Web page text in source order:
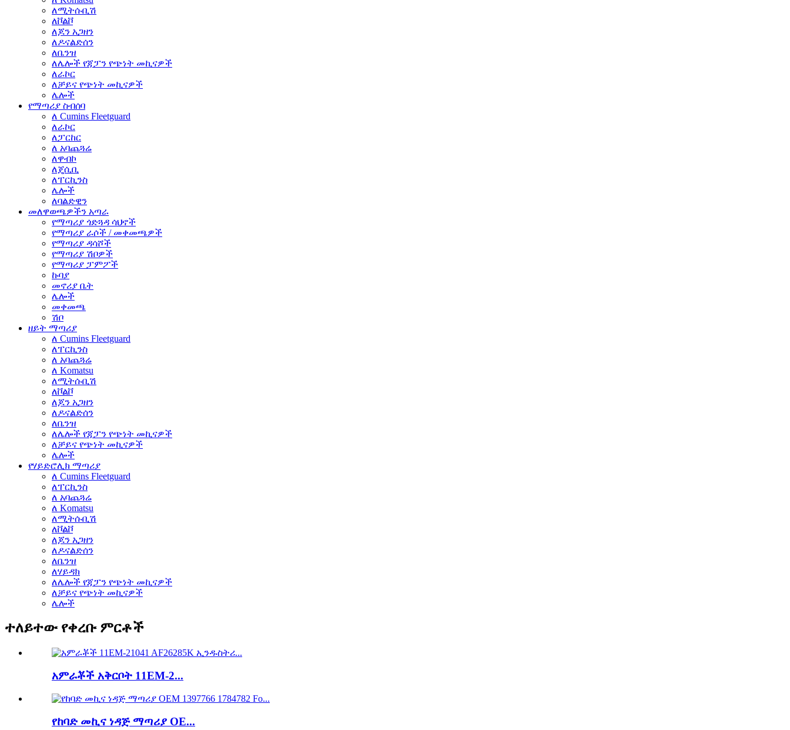
ለሚትሱቢሽ
ለቮልቮ
ለጆን አጋዘን
ለዶናልድሰን
ለቤንዝ
ለሌሎች የጃፓን የጭነት መኪናዎች
ለራኮር
ለቻይና የጭነት መኪናዎች
ሌሎች
የማጣሪያ ስብሰባ
ለ Cumins Fleetguard
ለራኮር
ለፓርከር
ለ አባጨጓሬ
ለዋብኮ
ለጄሲቢ
ለፐርኪንስ
ሌሎች
ለባልድዊን
መለዋወጫዎችን አጣራ
የማጣሪያ ጎድጓዳ ሳህኖች
የማጣሪያ ራሶች / መቀመጫዎች
የማጣሪያ ዳሳሾች
የማጣሪያ ሽቦዎች
የማጣሪያ ፓምፖች
ኩባያ
መኖሪያ ቤት
ሌሎች
መቀመጫ
ሽቦ
ዘይት ማጣሪያ
ለ Cumins Fleetguard
ለፐርኪንስ
ለ አባጨጓሬ
ለ Komatsu
ለሚትሱቢሽ
ለቮልቮ
ለጆን አጋዘን
ለዶናልድሰን
ለቤንዝ
ለሌሎች የጃፓን የጭነት መኪናዎች
ለቻይና የጭነት መኪናዎች
ሌሎች
የሃይድሮሊክ ማጣሪያ
ለ Cumins Fleetguard
ለፐርኪንስ
ለ አባጨጓሬ
ለ Komatsu
ለሚትሱቢሽ
ለቮልቮ
ለጆን አጋዘን
ለዶናልድሰን
ለቤንዝ
ለሃይዳክ
ለሌሎች የጃፓን የጭነት መኪናዎች
ለቻይና የጭነት መኪናዎች
ሌሎች
ተለይተው የቀረቡ ምርቶች
አምራቾች አቅርቦት 11EM-2...
የከባድ መኪና ነዳጅ ማጣሪያ OE...